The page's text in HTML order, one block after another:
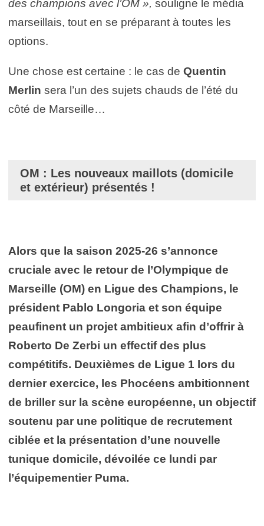
des champions avec l’OM », souligne le média
marseillais, tout en se préparant à toutes les
options.
Une chose est certaine : le cas de Quentin
Merlin sera l’un des sujets chauds de l’été du
côté de Marseille…
OM : Les nouveaux maillots (domicile
et extérieur) présentés !
Alors que la saison 2025-26 s’annonce
cruciale avec le retour de l’Olympique de
Marseille (OM) en Ligue des Champions, le
président Pablo Longoria et son équipe
peaufinent un projet ambitieux afin d’offrir à
Roberto De Zerbi un effectif des plus
compétitifs. Deuxièmes de Ligue 1 lors du
dernier exercice, les Phocéens ambitionnent
de briller sur la scène européenne, un objectif
soutenu par une politique de recrutement
ciblée et la présentation d’une nouvelle
tunique domicile, dévoilée ce lundi par
l’équipementier Puma.